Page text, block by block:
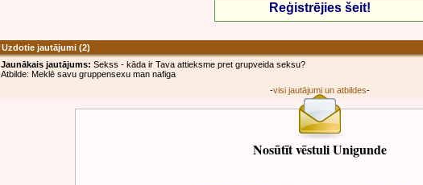
Reģistrējies šeit!
Uzdotie jautājumi (2)
Jaunākais jautājums: Sekss - kāda ir Tava attieksme pret grupveida seksu?
Atbilde: Meklē savu gruppensexu man nafiga
-visi jautājumi un atbildes-
Nosūtīt vēstuli Unigunde